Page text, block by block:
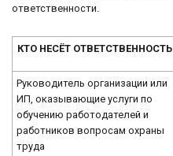
ответственности.
КТО НЕСЁТ ОТВЕТСТВЕННОСТЬ
Руководитель организации или
ИП, оказывающие услуги по
обучению работодателей и
работников вопросам охраны
труда